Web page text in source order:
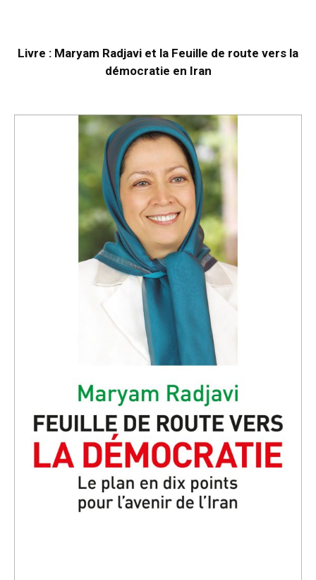
Livre : Maryam Radjavi et la Feuille de route vers la
démocratie en Iran